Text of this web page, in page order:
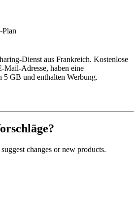
Plan
Dienst aus Frankreich. Kostenlose
Mail-Adresse, haben eine
5 GB und enthalten Werbung.
changes or new products.